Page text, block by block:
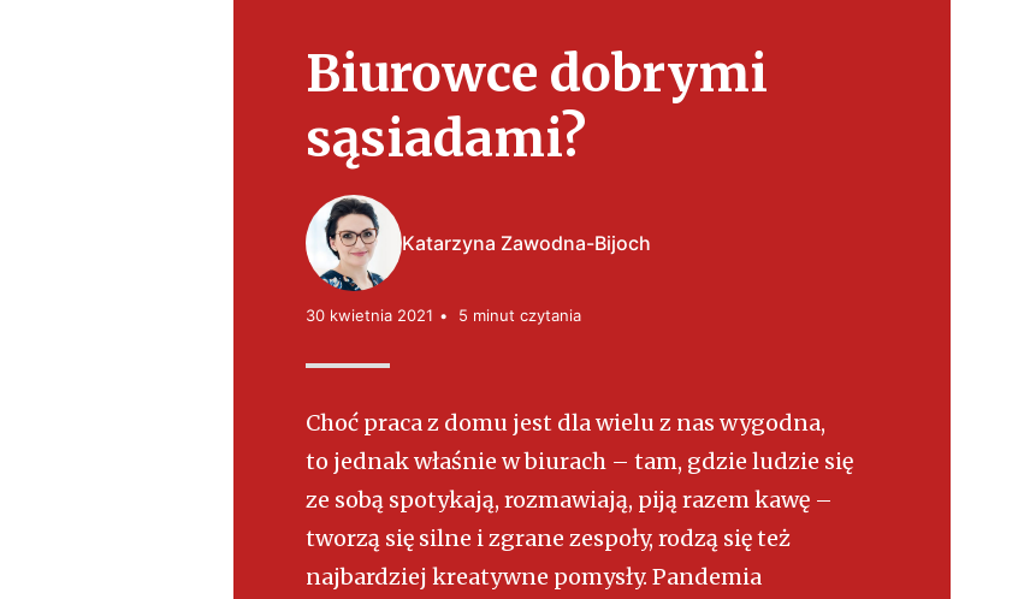
Biurowce dobrymi
sąsiadami?
Katarzyna Zawodna-Bijoch
30 kwietnia 2021 5 minut czytania
Choć praca z domu jest dla wielu z nas wygodna,
to jednak właśnie w biurach – tam, gdzie ludzie się
ze sobą spotykają, rozmawiają, piją razem kawę –
tworzą się silne i zgrane zespoły, rodzą się też
najbardziej kreatywne pomysły. Pandemia